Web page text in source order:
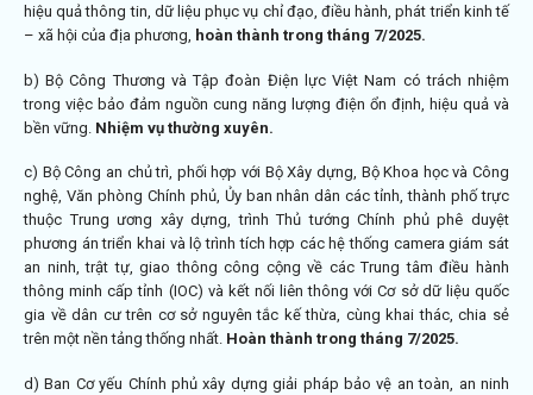
hiệu quả thông tin, dữ liệu phục vụ chỉ đạo, điều hành, phát triển kinh tế
– xã hội của địa phương, hoàn thành trong tháng 7/2025.
b) Bộ Công Thương và Tập đoàn Điện lực Việt Nam có trách nhiệm
trong việc bảo đảm nguồn cung năng lượng điện ổn định, hiệu quả và
bền vững. Nhiệm vụ thường xuyên.
c) Bộ Công an chủ trì, phối hợp với Bộ Xây dựng, Bộ Khoa học và Công
nghệ, Văn phòng Chính phủ, Ủy ban nhân dân các tỉnh, thành phố trực
thuộc Trung ương xây dựng, trình Thủ tướng Chính phủ phê duyệt
phương án triển khai và lộ trình tích hợp các hệ thống camera giám sát
an ninh, trật tự, giao thông công cộng về các Trung tâm điều hành
thông minh cấp tỉnh (IOC) và kết nối liên thông với Cơ sở dữ liệu quốc
gia về dân cư trên cơ sở nguyên tắc kế thừa, cùng khai thác, chia sẻ
trên một nền tảng thống nhất. Hoàn thành trong tháng 7/2025.
d) Ban Cơ yếu Chính phủ xây dựng giải pháp bảo vệ an toàn, an ninh